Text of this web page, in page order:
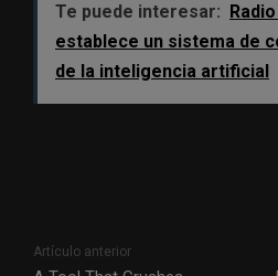
Te puede interesar:
establece un sistema de
de la inteligencia artificial
Artículo anterior